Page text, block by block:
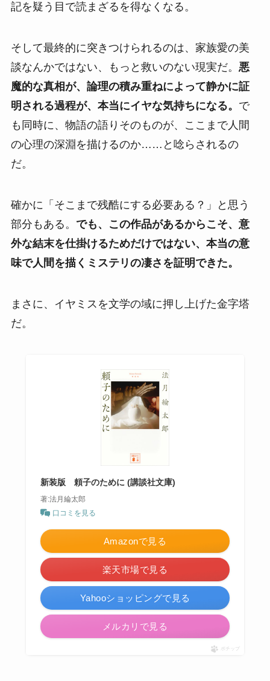
記を疑う目で読まざるを得なくなる。
そして最終的に突きつけられるのは、家族愛の美
談なんかではない、もっと救いのない現実だ。 悪
魔的な真相が、論理の積み重ねによって静かに証
明される過程が、本当にイヤな気持ちになる。 で
も同時に、物語の語りそのものが、ここまで人間
の心理の深淵を描けるのか……と唸らされるの
だ。
確かに「そこまで残酷にする必要ある？」と思う
部分もある。 でも、この作品があるからこそ、意
外な結末を仕掛けるためだけではない、本当の意
味で人間を描くミステリの凄さを証明できた。
まさに、イヤミスを文学の域に押し上げた金字塔
だ。
新装版 頼子のために (講談社文庫)
著:法月綸太郎
口コミを見る
Amazonで見る
楽天市場で見る
Yahooショッピングで見る
メルカリで見る
ポチップ